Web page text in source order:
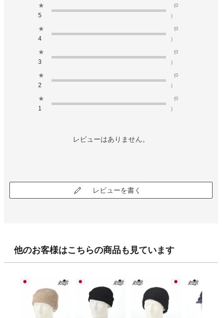
★
5
(0
)
★
4
(0
)
★
3
(0
)
★
2
(0
)
★
1
(0
)
レビューはありません。
レビューを書く
他のお客様はこちらの商品も見ています